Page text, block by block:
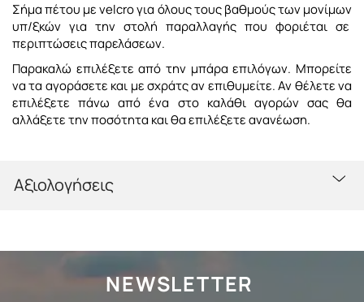
Σήμα πέτου με velcro για όλους τους βαθμούς των μονίμων
υπ/ξκών για την στολή παραλλαγής που φοριέται σε
περιπτώσεις παρελάσεων.
Παρακαλώ επιλέξετε από την μπάρα επιλόγων. Μπορείτε
να τα αγοράσετε και με σχράτς αν επιθυμείτε. Αν θέλετε να
επιλέξετε πάνω από ένα στο καλάθιαγορών σας θα
αλλάξετε την ποσότητα και θα επιλέξετε ανανέωση.
Αξιολογήσεις
NEWSLETTER